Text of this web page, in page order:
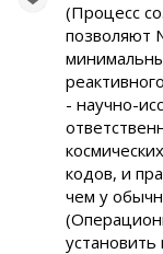
(Процесс
позволяют
- научно-
кодов, и
чем у
установить